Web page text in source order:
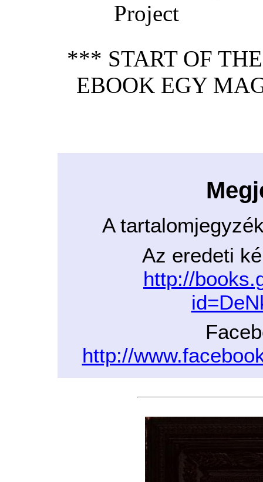
Project
*** START OF
EBOOK EGY
A
Az eredeti
http://
http://